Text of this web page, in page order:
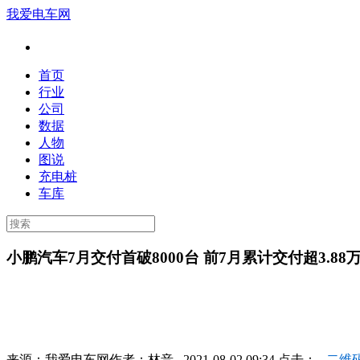
我爱电车网
首页
行业
公司
数据
人物
图说
充电桩
车库
小鹏汽车7月交付首破8000台 前7月累计交付超3.88